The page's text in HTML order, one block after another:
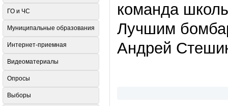
команда
Лучшим
Андрей
ГО и ЧС
Муниципальные образования
Интернет-приемная
Видеоматериалы
Опросы
Выборы